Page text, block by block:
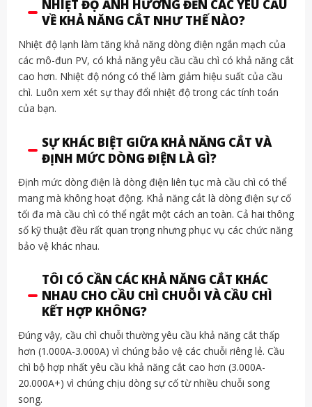
NHIỆT ĐỘ ẢNH HƯỞNG ĐẾN CÁC YÊU CẦU
VỀ KHẢ NĂNG CẮT NHƯ THẾ NÀO?
Nhiệt độ lạnh làm tăng khả năng dòng điện ngắn mạch của
các mô-đun PV, có khả năng yêu cầu cầu chì có khả năng cắt
cao hơn. Nhiệt độ nóng có thể làm giảm hiệu suất của cầu
chì. Luôn xem xét sự thay đổi nhiệt độ trong các tính toán
của bạn.
SỰ KHÁC BIỆT GIỮA KHẢ NĂNG CẮT VÀ
ĐỊNH MỨC DÒNG ĐIỆN LÀ GÌ?
Định mức dòng điện là dòng điện liên tục mà cầu chì có thể
mang mà không hoạt động. Khả năng cắt là dòng điện sự cố
tối đa mà cầu chì có thể ngắt một cách an toàn. Cả hai thông
số kỹ thuật đều rất quan trọng nhưng phục vụ các chức năng
bảo vệ khác nhau.
TÔI CÓ CẦN CÁC KHẢ NĂNG CẮT KHÁC
NHAU CHO CẦU CHÌ CHUỖI VÀ CẦU CHÌ
KẾT HỢP KHÔNG?
Đúng vậy, cầu chì chuỗi thường yêu cầu khả năng cắt thấp
hơn (1.000A-3.000A) vì chúng bảo vệ các chuỗi riêng lẻ. Cầu
chì bộ hợp nhất yêu cầu khả năng cắt cao hơn (3.000A-
20.000A+) vì chúng chịu dòng sự cố từ nhiều chuỗi song
song.